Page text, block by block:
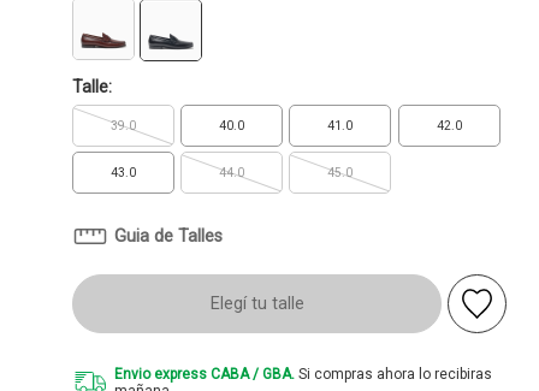
Talle:
39.0 40.0 41.0 42.0
43.0 44.0 45.0
Guia de Talles
Elegí tu talle
Envio express CABA / GBA.Si compras ahora lo recibiras